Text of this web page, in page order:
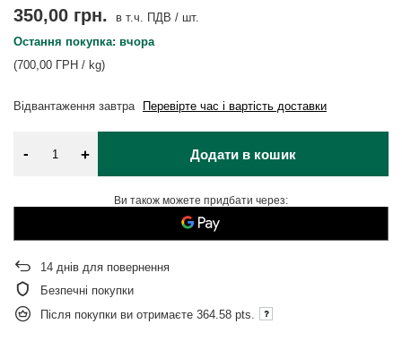
Відвантаження завтра Перевірте час і вартість доставки
350,00 грн. в т.ч. ПДВ / шт.
Остання покупка: вчора
(700,00 ГРН / kg)
- + Додати в кошик
Ви також можете придбати через:
14 днів для повернення
Безпечні покупки
Після покупки ви отримаєте 364.58 pts.